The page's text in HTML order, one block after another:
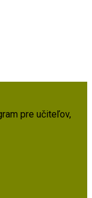
pre učiteľov,